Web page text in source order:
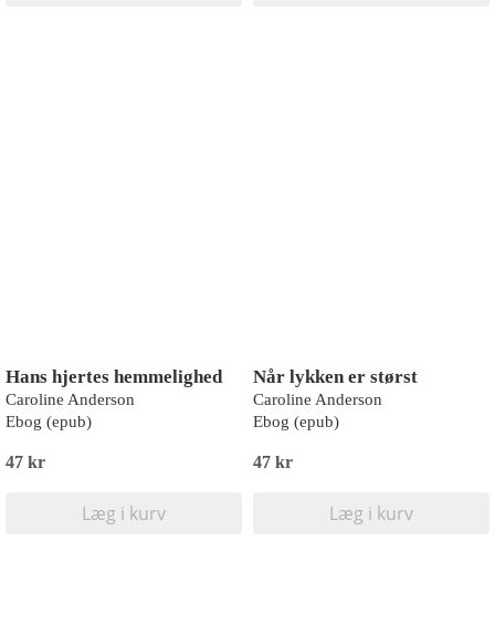
Hans hjertes hemmelighed
Caroline Anderson
Ebog (epub)
47 kr
Læg i kurv
Når lykken er størst
Caroline Anderson
Ebog (epub)
47 kr
Læg i kurv